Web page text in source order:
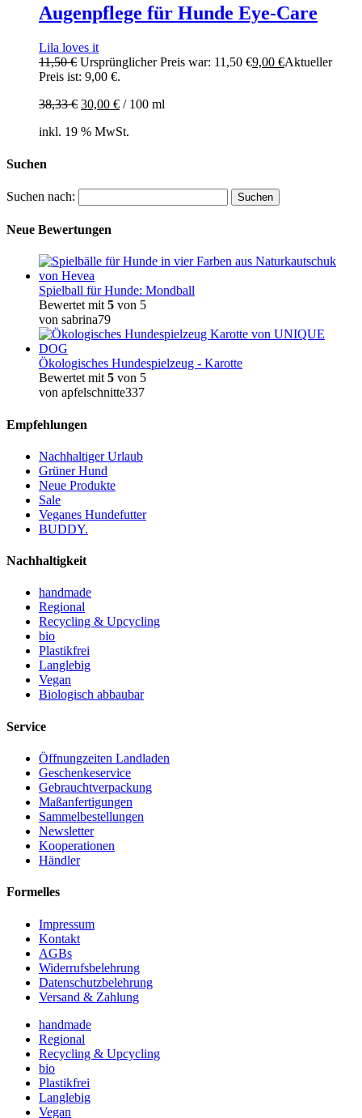
Augenpflege für Hunde Eye-Care
Lila loves it
11,50€ Ursprünglicher Preis war: 11,50 €9,00 €Aktueller
Preis ist: 9,00 €.
38,33€ 30,00 € / 100 ml
inkl. 19 % MwSt.
Suchen
Suchen nach:
Neue Bewertungen
Spielball für Hunde: Mondball
Bewertet mit5 von 5
von sabrina79
Ökologisches Hundespielzeug - Karotte
Bewertet mit5 von 5
von apfelschnitte337
Empfehlungen
Nachhaltiger Urlaub
Grüner Hund
Neue Produkte
Sale
Veganes Hundefutter
BUDDY.
Nachhaltigkeit
handmade
Regional
Recycling & Upcycling
bio
Plastikfrei
Langlebig
Vegan
Biologisch abbaubar
Service
Öffnungzeiten Landladen
Geschenkeservice
Gebrauchtverpackung
Maßanfertigungen
Sammelbestellungen
Newsletter
Kooperationen
Händler
Formelles
Impressum
Kontakt
AGBs
Widerrufsbelehrung
Datenschutzbelehrung
Versand & Zahlung
handmade
Regional
Recycling & Upcycling
bio
Plastikfrei
Langlebig
Vegan